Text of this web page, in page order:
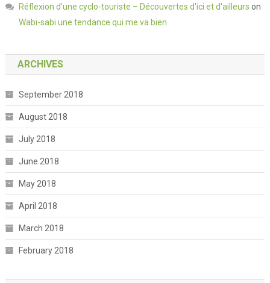
Réflexion d’une cyclo-touriste – Découvertes d'ici et d'ailleurs on
Wabi-sabi une tendance qui me va bien
ARCHIVES
September 2018
August 2018
July 2018
June 2018
May 2018
April 2018
March 2018
February 2018